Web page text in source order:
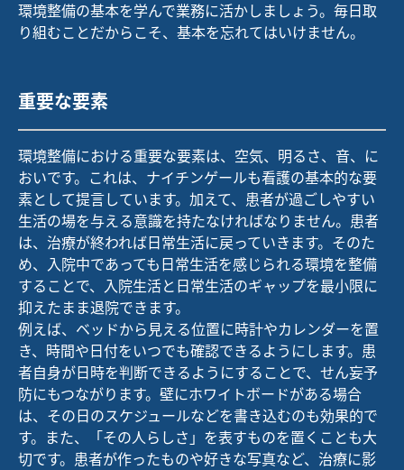
環境整備の基本を学んで業務に活かしましょう。毎日取
り組むことだからこそ、基本を忘れてはいけません。
重要な要素
環境整備における重要な要素は、空気、明るさ、音、に
おいです。これは、ナイチンゲールも看護の基本的な要
素として提言しています。加えて、患者が過ごしやすい
生活の場を与える意識を持たなければなりません。患者
は、治療が終われば日常生活に戻っていきます。そのた
め、入院中であっても日常生活を感じられる環境を整備
することで、入院生活と日常生活のギャップを最小限に
抑えたまま退院できます。
例えば、ベッドから見える位置に時計やカレンダーを置
き、時間や日付をいつでも確認できるようにします。患
者自身が日時を判断できるようにすることで、せん妄予
防にもつながります。壁にホワイトボードがある場合
は、その日のスケジュールなどを書き込むのも効果的で
す。また、「その人らしさ」を表すものを置くことも大
切です。患者が作ったものや好きな写真など、治療に影